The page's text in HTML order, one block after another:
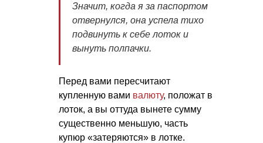
Значит, когда я за паспортом
отвернулся, она успела тихо
подвинуть к себе лоток и
вынуть полпачки.
Перед вами пересчитают
купленную вами валюту, положат в
лоток, а вы оттуда вынете сумму
существенно меньшую, часть
купюр «затеряются» в лотке.